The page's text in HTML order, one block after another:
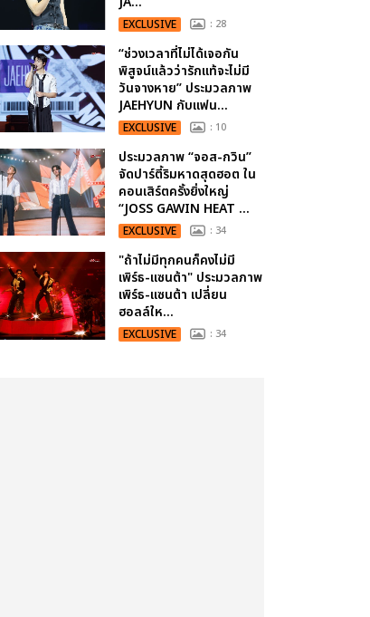
EXCLUSIVE : 28
“ช่วงเวลาที่ไม่ได้เจอกัน
พิสูจน์แล้วว่ารักแท้จะไม่มี
วันจางหาย” ประมวลภาพ
JAEHYUN กับแฟน...
EXCLUSIVE : 10
ประมวลภาพ “จอส-กวิน”
จัดปาร์ตี้ริมหาดสุดฮอต ใน
คอนเสิร์ตครั้งยิ่งใหญ่
“JOSS GAWIN HEAT ...
EXCLUSIVE : 34
"ถ้าไม่มีทุกคนก็คงไม่มี
เพิร์ธ-แซนต้า" ประมวลภาพ
เพิร์ธ-แซนต้า เปลี่ยน
ฮอลล์ให...
EXCLUSIVE : 34